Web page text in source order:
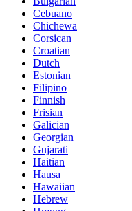
Cebuano
Chichewa
Corsican
Croatian
Dutch
Estonian
Filipino
Finnish
Frisian
Galician
Georgian
Gujarati
Haitian
Hausa
Hawaiian
Hebrew